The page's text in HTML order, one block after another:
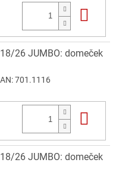
26 JUMBO: domeček
701.1116
26 JUMBO: domeček